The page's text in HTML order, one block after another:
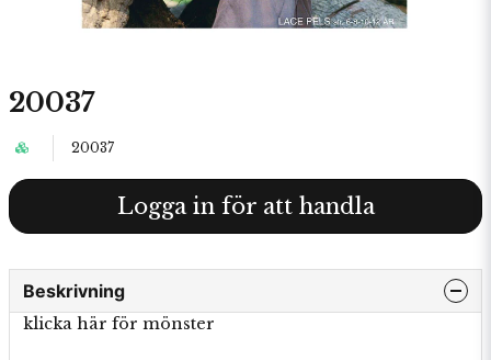
20037
20037
Logga in för att handla
Beskrivning
klicka här för mönster